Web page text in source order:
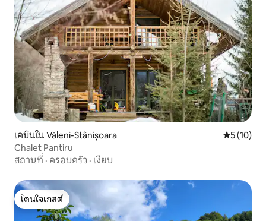
เคบินใน Văleni-Stânișoara คะแนนเฉลี่
5 (10)
Chalet Pantiru
สถานที่ · ครอบครัว · เงียบ
โดนใจเกสต์
โดนใจเกสต์